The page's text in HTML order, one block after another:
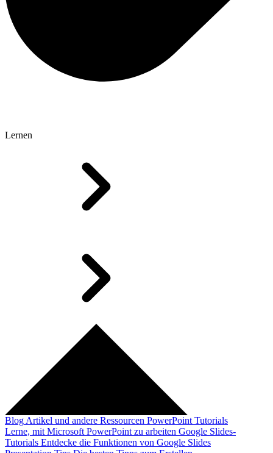
Lernen
Blog Artikel und andere Ressourcen PowerPoint Tutorials
Lerne, mit Microsoft PowerPoint zu arbeiten Google Slides-
Tutorials Entdecke die Funktionen von Google Slides